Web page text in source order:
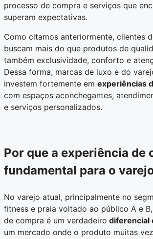
processo de compra e serviços que
superam expectativas.
Como citamos anteriormente, clientes
buscam mais do que produtos de
também exclusividade, conforto e
Dessa forma, marcas de luxo e do
investem fortemente em experiências
com espaços aconchegantes,
e serviços personalizados.
Por que a experiência de
fundamental para o
No varejo atual, principalmente no
fitness e praia voltado ao público A e
de compra é um verdadeiro diferencial
um mercado onde o produto muitas